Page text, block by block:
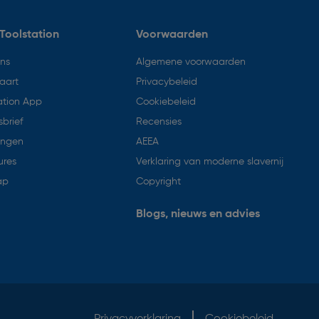
App
Voorwaarden
Algemene voorwaarden
Privacybeleid
Cookiebeleid
Recensies
AEEA
Verklaring van moderne slavernij
Copyright
Blogs, nieuws en advies